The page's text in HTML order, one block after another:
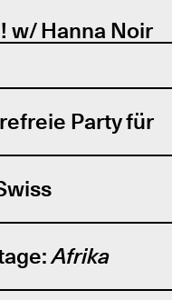
w/ Hanna Noir
Party für
Afrika